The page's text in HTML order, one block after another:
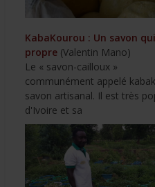
KabaKourou : Un savon
propre (Valentin Mano)
Le « savon-cailloux »
communément appelé
savon artisanal. Il est très
d'Ivoire et sa